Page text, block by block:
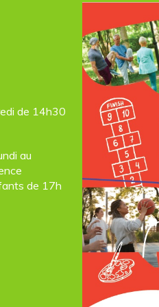
de 14h30
au
de 17h